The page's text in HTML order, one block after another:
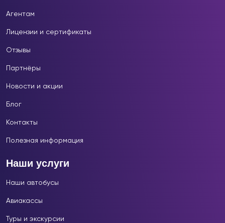
Агентам
Лицензии и сертификаты
Отзывы
Партнёры
Новости и акции
Блог
Контакты
Полезная информация
Наши услуги
Наши автобусы
Авиакассы
Туры и экскурсии